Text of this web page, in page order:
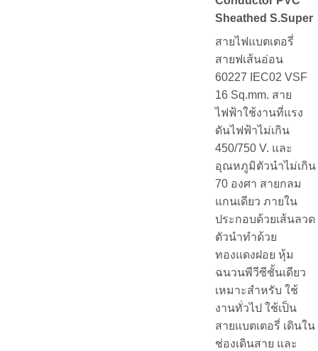
Sheathed S.Super
สายไฟแบตเตอรี่
สายฟเส้นอ่อน
60227 IEC02 VSF
16 Sq.mm. สาย
ไฟฟ้าใช้งานที่แรง
ดันไฟฟ้าไม่เกิน
450/750 V. และ
อุณหภูมิตัวนำไม่เกิน
70 องศา สายกลม
แกนเดียว ภายใน
ประกอบด้วยเส้นลวด
ตัวนำทำด้วย
ทองแดงฝอย หุ้ม
ฉนวนพีวีซีชั้นเดียว
เหมาะสำหรับ ใช้
งานทั่วไป ใช้เป็น
สายแบตเตอรี่ เดินใน
ช่องเดินสาย และ